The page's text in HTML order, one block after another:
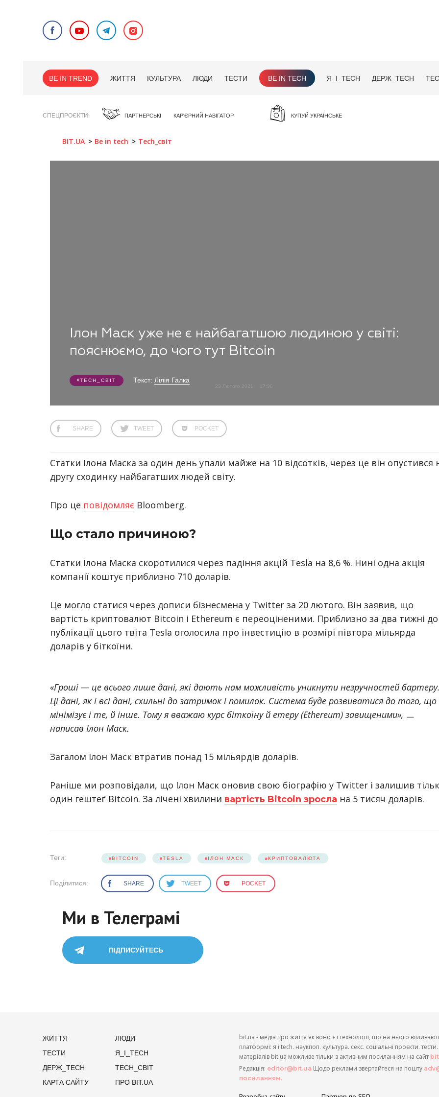
BE IN TREND ЖИТТЯ КУЛЬТУРА ЛЮДИ ТЕСТИ BE IN TECH Я_І_TECH ДЕРЖ_TECH
СПЕЦПРОЄКТИ ПАРТНЕРСЬКІ КАР'ЄРНИЙ НАВІГАТОР КУПУЙ УКРАЇНСЬКЕ
BIT.UA Be in tech Tech_світ
Ілон Маск уже не є найбагатшою людиною у світі:
пояснюємо, до чого тут Bitcoin
TECH_СВІТ Текст: Лілія Галка
23 Лютого 2021 17:30
SHARE TWEET POCKET
Статки Ілона Маска за один день упали майже на 10 відсотків, через це він опустився
другу сходинку найбагатших людей світу.
Про це повідомляє Bloomberg.
Що стало причиною?
Статки Ілона Маска скоротилися через падіння акцій Tesla на 8,6 %. Нині одна акція
компанії коштує приблизно 710 доларів.
Це могло статися через дописи бізнесмена у Twitter за 20 лютого. Він заявив, що
вартість криптовалют Bitcoin і Ethereum є переоціненими. Приблизно за два тижні до
публікації цього твіта Tesla оголосила про інвестицію в розмірі півтора мільярда
доларів у біткоїни.
«Гроші — це всього лише дані, які дають нам можливість уникнути незручностей
Ці дані, як і всі дані, схильні до затримок і помилок. Система буде розвиватися до того, що
мінімізує і те, й інше. Тому я вважаю курс біткоїну й етеру (Ethereum) завищеними», ㅡ
написав Ілон Маск.
Загалом Ілон Маск втратив понад 15 мільярдів доларів.
Раніше ми розповідали, що Ілон Маск оновив свою біографію у Twitter і залишив
один гештеґ Bitcoin. За лічені хвилини вартість Bitcoin зросла на 5 тисяч доларів.
Теги: BITCOIN TESLA ІЛОН МАСК КРИПТОВАЛЮТА
Поділитися: SHARE TWEET POCKET
Ми в Телеграмі
ПІДПИСУЙТЕСЬ
ЖИТТЯ
ЛЮДИ
ТЕСТИ
Я_І_TECH
ДЕРЖ_TECH
TECH_СВІТ
КАРТА САЙТУ
ПРО BIT.UA
bit.ua - медіа про життя як воно є і технології, що на нього
платформі: я і tech. наукпоп. культура. секс. соціальні проєкти.
матеріалів bit.ua можливе тільки з активним посиланням на сайт
Редакція: editor@bit.ua Щодо реклами звертайтеся на пошту
посиланням.